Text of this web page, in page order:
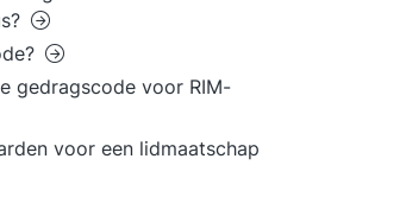
gedragscode voor RIM-
voor een lidmaatschap